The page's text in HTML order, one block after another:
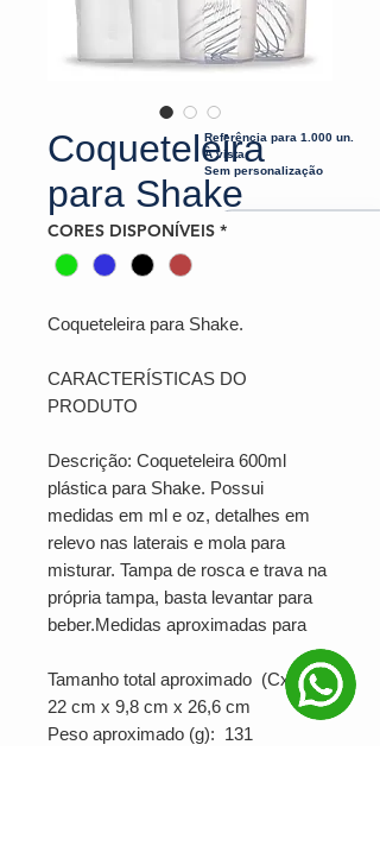
Coqueteleira
para Shake
CORES DISPONÍVEIS *
Coqueteleira para Shake.
CARACTERÍSTICAS DO
PRODUTO
Descrição: Coqueteleira 600ml
plástica para Shake. Possui
medidas em ml e oz, detalhes em
relevo nas laterais e mola para
misturar. Tampa de rosca e trava na
própria tampa, basta levantar para
beber.Medidas aproximadas para
Tamanho total aproximado (CxL):
22 cm x 9,8 cm x 26,6 cm
Peso aproximado (g): 131
Referência para 1.000 un.
À vista
Sem personalização